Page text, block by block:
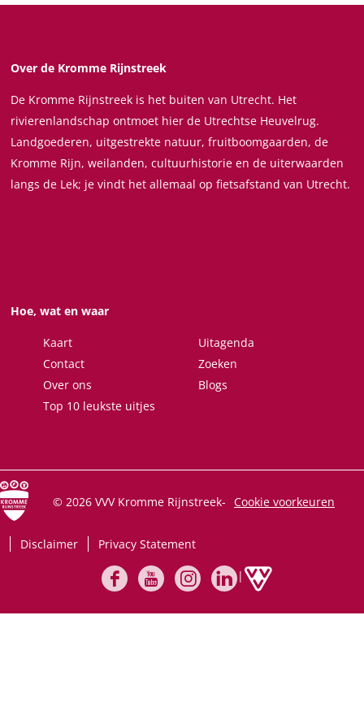
Vanaf de Blauwe Bever ontdek je de prachtige noordoever
geulen. Door het uitzicht vanaf het open bovendek van het
beleefd en maak je kennis met de riviernatuur in de delta
van de Nederrijn, aan de voet van Nationaal Park de
Utrechtse Heuvelrug, de Grebbeberg, de Wageningse berg
en de Veluwezoom; voorbij Wijk bij Duurstede zijn het de
uiterwaarden langs de Lek met zijn forten vanuit de
d
l
u
w
e
B
e
Over de Kromme Rijnstreek
De Kromme Rijnstreek is het buiten van Utrecht. Het
rivierenlandschap ontmoet hier de Utrechtse Heuvelrug.
Landgoederen, uitgestrekte natuur, fruitboomgaarden, de
Kromme Rijn, weilanden, cultuurhistorie en de uiterwaarden
langs de Lek; je vindt het allemaal op fietsafstand van Utrecht.
Hoe, wat en waar
Kaart
Uitagenda
Contact
Zoeken
Over ons
Blogs
Top 10 leukste uitjes
© 2026 VVV Kromme Rijnstreek- Cookie voorkeuren
Disclaimer Privacy Statement
|